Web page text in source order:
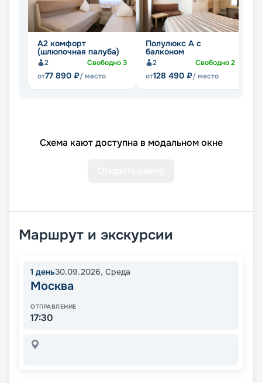
А2 комфорт
(шлюпочная палуба)
2 Свободно3
от77 890 ₽/ место
Полулюкс А с
балконом
2 Свободно2
от128 490 ₽/ место
Схема кают доступна в модальном окне
Маршрут и экскурсии
1 день30.09.2026, Среда
Москва
ОТПРАВЛЕНИЕ
17:30